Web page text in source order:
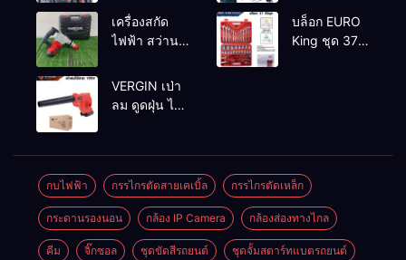
2-26 DFR ทุ่น
ทองแดงแท้
100%
เครื่องสกัด
ไฟฟ้า สว่าน
MAKTEC รุ่น MT2926A
บล็อก EURO
King ชุด 37
VERGIN เป่า
ลม ดูดฝุ่น ไร้
กบไฟฟ้า กรรไกรตัดสายเคเบิ้ล กรรไกรตัดเหล็ก
กระดานรองนอน กล้อง IP Camera กล้องส่องทางไกล
คีม จิ๊กซอล ชุดขัดสีรถยนต์​ ชุดจั้มสตาร์ทแบตรถยนต์